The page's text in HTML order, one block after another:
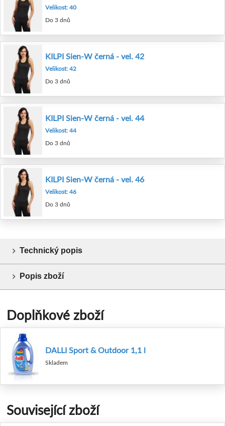
Velikost: 40
Do 3 dnů
KILPI Sien-W černá - vel. 42
Velikost: 42
Do 3 dnů
KILPI Sien-W černá - vel. 44
Velikost: 44
Do 3 dnů
KILPI Sien-W černá - vel. 46
Velikost: 46
Do 3 dnů
Technický popis
Popis zboží
Doplňkové zboží
DALLI Sport & Outdoor 1,1 l
Skladem
Související zboží